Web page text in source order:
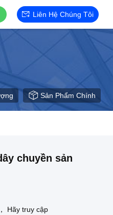
Liên Hệ Chúng Tôi
Sản Phẩm Chính
chuyền sản
Hãy truy cập